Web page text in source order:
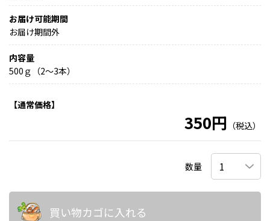
お届け可能期間
お届け期間外
内容量
500ｇ（2～3本）
【通常価格】
350円 （税込）
数量
買い物カゴに入れる